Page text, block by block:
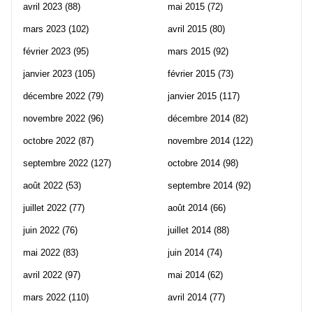
avril 2023 (88)
mars 2023 (102)
février 2023 (95)
janvier 2023 (105)
décembre 2022 (79)
novembre 2022 (96)
octobre 2022 (87)
septembre 2022 (127)
août 2022 (53)
juillet 2022 (77)
juin 2022 (76)
mai 2022 (83)
avril 2022 (97)
mars 2022 (110)
mai 2015 (72)
avril 2015 (80)
mars 2015 (92)
février 2015 (73)
janvier 2015 (117)
décembre 2014 (82)
novembre 2014 (122)
octobre 2014 (98)
septembre 2014 (92)
août 2014 (66)
juillet 2014 (88)
juin 2014 (74)
mai 2014 (62)
avril 2014 (77)